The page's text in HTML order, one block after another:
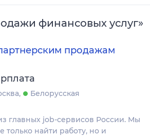
финансовых услуг»
продажам
Белорусская
главных job-сервисов России. Мы
только найти работу, но и